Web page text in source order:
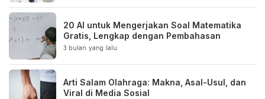
20 AI untuk Mengerjakan Soal Matematika
Gratis, Lengkap dengan Pembahasan
3 bulan yang lalu
Arti Salam Olahraga: Makna, Asal-Usul, dan
Viral di Media Sosial